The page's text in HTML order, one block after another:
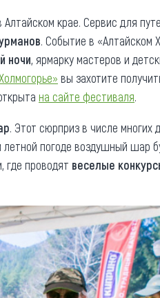
Алтайском крае. Сервис для
. Событие в «Алтайском
ночи, ярмарку мастеров и
вы захотите
на сайте фестиваля.
. Этот сюрприз в числе многих
погоде воздушный шар
где проводят веселые